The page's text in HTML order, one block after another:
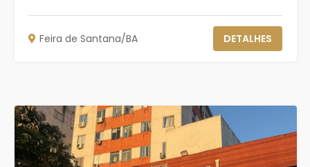
Feira de Santana/BA DETALHES